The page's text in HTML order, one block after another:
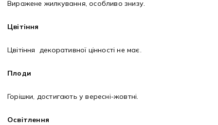
Виражене жилкування, особливо знизу.
Цвітіння
Цвітіння декоративної цінності не має.
Плоди
Горішки, достигають у вересні-жовтні.
Освітлення